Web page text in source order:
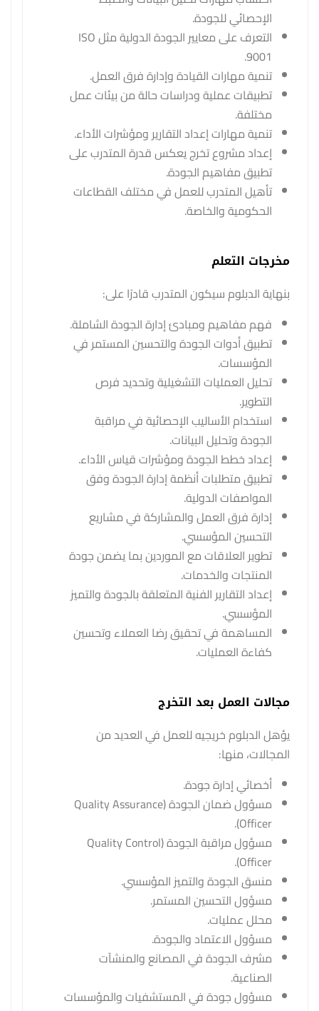
الإحصائي للجودة.
التعرف على معايير الجودة الدولية مثل ISO
9001.
تنمية مهارات القيادة وإدارة فرق العمل.
تطبيقات عملية ودراسات حالة من بيئات عمل
مختلفة.
تنمية مهارات إعداد التقارير ومؤشرات الأداء.
إعداد مشروع تخرج يعكس قدرة المتدرب على
تطبيق مفاهيم الجودة.
تأهيل المتدرب للعمل في مختلف القطاعات
الحكومية والخاصة.
مخرجات التعلم
بنهاية الدبلوم سيكون المتدرب قادرًا على:
فهم مفاهيم ومبادئ إدارة الجودة الشاملة.
تطبيق أدوات الجودة والتحسين المستمر في
المؤسسات.
تحليل العمليات التشغيلية وتحديد فرص
التطوير.
استخدام الأساليب الإحصائية في مراقبة
الجودة وتحليل البيانات.
إعداد خطط الجودة ومؤشرات قياس الأداء.
تطبيق متطلبات أنظمة إدارة الجودة وفق
المواصفات الدولية.
إدارة فرق العمل والمشاركة في مشاريع
التحسين المؤسسي.
تطوير العلاقات مع الموردين بما يضمن جودة
المنتجات والخدمات.
إعداد التقارير الفنية المتعلقة بالجودة والتميز
المؤسسي.
المساهمة في تحقيق رضا العملاء وتحسين
كفاءة العمليات.
مجالات العمل بعد التخرج
يؤهل الدبلوم خريجيه للعمل في العديد من
المجالات، منها:
أخصائي إدارة جودة.
مسؤول ضمان الجودة (Quality Assurance
Officer).
مسؤول مراقبة الجودة (Quality Control
Officer).
منسق الجودة والتميز المؤسسي.
مسؤول التحسين المستمر.
محلل عمليات.
مسؤول الاعتماد والجودة.
مشرف الجودة في المصانع والمنشآت
الصناعية.
مسؤول جودة في المستشفيات والمؤسسات